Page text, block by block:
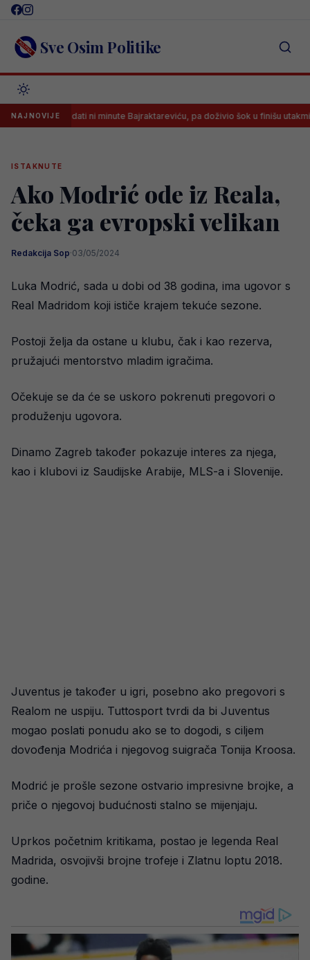
Skip
content Sve Osim Politike
NAJNOVIJE
želio dati ni minute Bajraktareviću, pa doživio šok u finišu utakmice
ISTAKNUTE
Ako Modrić ode iz Reala,
čeka ga evropski velikan
Redakcija Sop·03/05/2024
Luka Modrić, sada u dobi od 38 godina, ima ugovor s
Real Madridom koji ističe krajem tekuće sezone.
Postoji želja da ostane u klubu, čak i kao rezerva,
pružajući mentorstvo mladim igračima.
Očekuje se da će se uskoro pokrenuti pregovori o
produženju ugovora.
Dinamo Zagreb također pokazuje interes za njega,
kao i klubovi iz Saudijske Arabije, MLS-a i Slovenije.
Juventus je također u igri, posebno ako pregovori s
Realom ne uspiju. Tuttosport tvrdi da bi Juventus
mogao poslati ponudu ako se to dogodi, s ciljem
dovođenja Modrića i njegovog suigrača Tonija Kroosa.
Modrić je prošle sezone ostvario impresivne brojke, a
priče o njegovoj budućnosti stalno se mijenjaju.
Uprkos početnim kritikama, postao je legenda Real
Madrida, osvojivši brojne trofeje i Zlatnu loptu 2018.
godine.